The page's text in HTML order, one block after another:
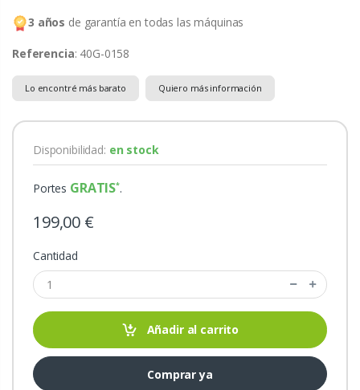
3 años de garantía en todas las máquinas
Referencia: 40G-0158
Lo encontré más barato Quiero más información
Disponibilidad: en stock
Portes GRATIS .
199,00 €
Cantidad
Añadir al carrito
Comprar ya